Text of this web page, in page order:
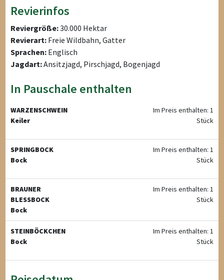
Revierinfos
Reviergröße:30.000 Hektar
Revierart: Freie Wildbahn, Gatter
Sprachen: Englisch
Jagdart:Ansitzjagd, Pirschjagd, Bogenjagd
In Pauschale enthalten
WARZENSCHWEIN
Keiler
Im Preis enthalten: 1
Stück
SPRINGBOCK
Bock
Im Preis enthalten: 1
Stück
BRAUNER
BLESSBOCK
Bock
Im Preis enthalten: 1
Stück
STEINBÖCKCHEN
Bock
Im Preis enthalten: 1
Stück